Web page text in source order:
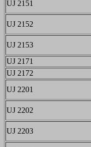
UJ 2151
UJ 2152
UJ 2153
UJ 2171
UJ 2172
UJ 2201
UJ 2202
UJ 2203